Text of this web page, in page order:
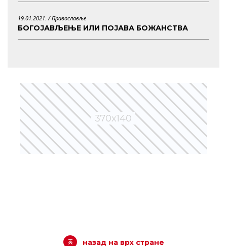
19.01.2021. /Православље
БОГОЈАВЉЕЊЕ ИЛИ ПОЈАВА БОЖАНСТВА
назад на врх стране